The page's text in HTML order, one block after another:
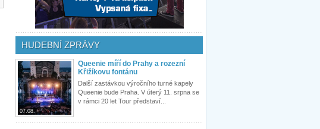
HUDEBNÍ ZPRÁVY
07.08.
Queenie míří do Prahy a rozezní
Křižíkovu fontánu
Další zastávkou výročního turné kapely
Queenie bude Praha. V úterý 11. srpna se
v rámci 20 let Tour představí...